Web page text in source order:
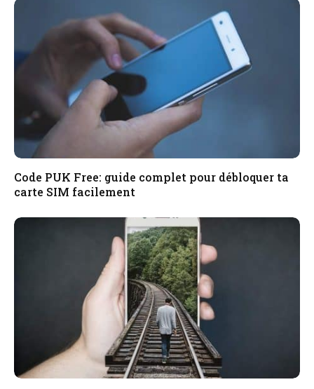
Code PUK Free: guide complet pour débloquer ta
carte SIM facilement